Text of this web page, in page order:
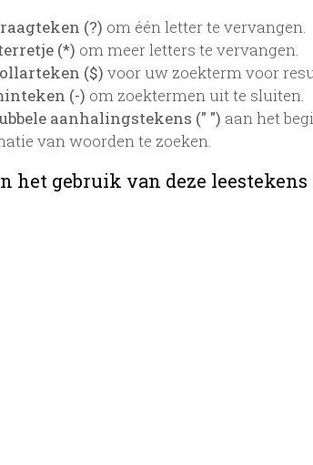
(?) om één letter te vervangen.
(*) om meer letters te vervangen.
($) voor uw zoekterm voor
(-) om zoektermen uit te sluiten.
aanhalingstekens (" ") aan het
van woorden te zoeken.
het gebruik van deze